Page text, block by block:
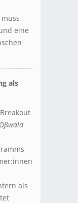
eine
als
als